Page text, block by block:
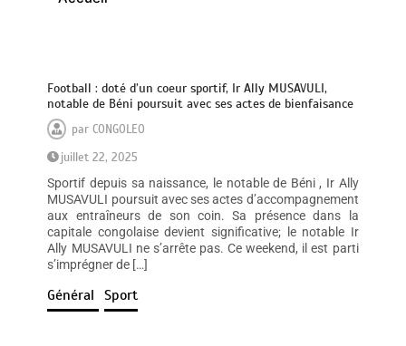
Football : doté d’un coeur sportif, Ir Ally MUSAVULI,
notable de Béni poursuit avec ses actes de bienfaisance
parCONGOLEO
juillet 22, 2025
Sportif depuis sa naissance, le notable de Béni , Ir Ally
MUSAVULI poursuit avec ses actes d’accompagnement
aux entraîneurs de son coin. Sa présence dans la
capitale congolaise devient significative; le notable Ir
Ally MUSAVULI ne s’arrête pas. Ce weekend, il est parti
s’imprégner de […]
Général Sport